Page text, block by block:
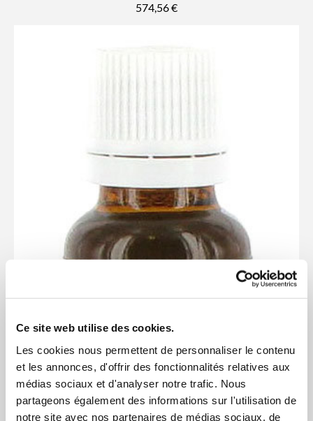
Ce site web utilise des cookies.
Les cookies nous permettent de personnaliser le contenu
et les annonces, d'offrir des fonctionnalités relatives aux
médias sociaux et d'analyser notre trafic. Nous
partageons également des informations sur l'utilisation de
notre site avec nos partenaires de médias sociaux, de
574,56 €